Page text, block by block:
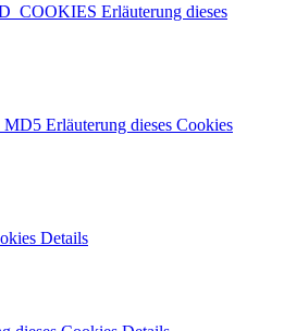
Erläuterung dieses
Erläuterung dieses Cookies
Details